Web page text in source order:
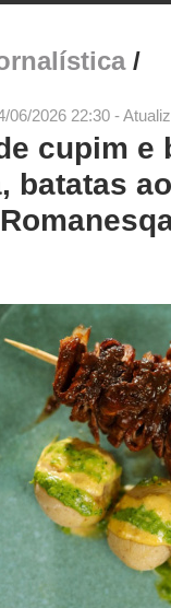
/
06/2026 22:30 -
cupim e
batatas